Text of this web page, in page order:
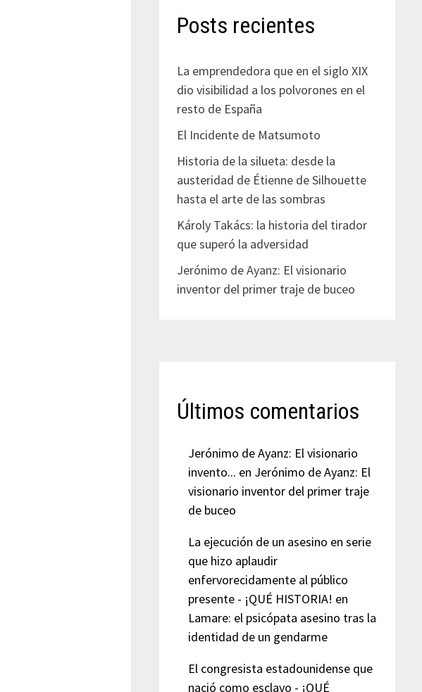
Posts recientes
La emprendedora que en el siglo XIX
dio visibilidad a los polvorones en el
resto de España
El Incidente de Matsumoto
Historia de la silueta: desde la
austeridad de Étienne de Silhouette
hasta el arte de las sombras
Károly Takács: la historia del tirador
que superó la adversidad
Jerónimo de Ayanz: El visionario
inventor del primer traje de buceo
Últimos comentarios
Jerónimo de Ayanz: El visionario
invento... en Jerónimo de Ayanz: El
visionario inventor del primer traje
de buceo
La ejecución de un asesino en serie
que hizo aplaudir
enfervorecidamente al público
presente - ¡QUÉ HISTORIA! en
Lamare: el psicópata asesino tras la
identidad de un gendarme
El congresista estadounidense que
nació como esclavo - ¡QUÉ